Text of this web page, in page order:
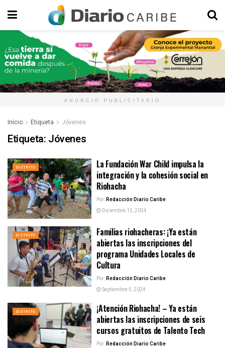
ANUNCIO PUBLICITARIO
Inicio Etiqueta Jóvenes
Etiqueta: Jóvenes
DISTRITO
La Fundación War Child impulsa la
integración y la cohesión social en
Riohacha
Por:Redacción Diario Caribe
Diciembre 12, 2024
DISTRITO
Familias riohacheras: ¡Ya están
abiertas las inscripciones del
programa Unidades Locales de
Cultura
Por:Redacción Diario Caribe
Septiembre 5, 2024
DISTRITO
¡Atención Riohacha! – Ya están
abiertas las inscripciones de seis
cursos gratuitos de Talento Tech
Por:Redacción Diario Caribe